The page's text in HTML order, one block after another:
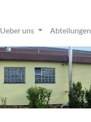
Ueber uns Abteilungen